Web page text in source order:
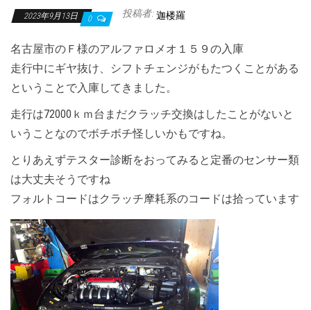
2023年9月13日 0 投稿者: 迦楼羅
名古屋市のＦ様のアルファロメオ１５９の入庫
走行中にギヤ抜け、シフトチェンジがもたつくことがある
ということで入庫してきました。
走行は72000ｋｍ台まだクラッチ交換はしたことがないと
いうことなのでボチボチ怪しいかもですね。
とりあえずテスター診断をおってみると定番のセンサー類
は大丈夫そうですね
フォルトコードはクラッチ摩耗系のコードは拾っています